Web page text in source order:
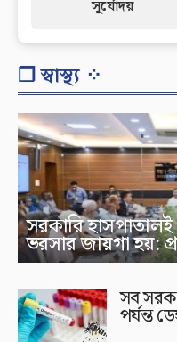
সূর্যোদয়
❐ স্বাস্থ্য ⁘
সরকারি
ভরসার জায়গা হয়:
সব
পর্যন্ত